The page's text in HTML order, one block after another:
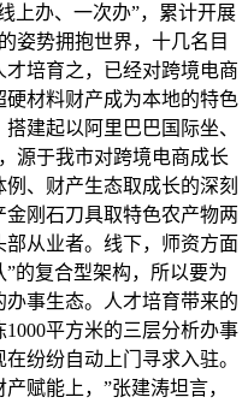
上办、一次办”，累计开展
姿势拥抱世界，十几名目
培育之，已经对跨境电商
材料财产成为本地的特色
建起以阿里巴巴国际坐、
源于我市对跨境电商成长
、财产生态取成长的深刻
刚石刀具取特色农产物两
从业者。线下，师资方面
的复合型架构，所以要为
事生态。人才培育带来的
平方米的三层分析办事
纷纷自动上门寻求入驻。
赋能上，”张建涛坦言，